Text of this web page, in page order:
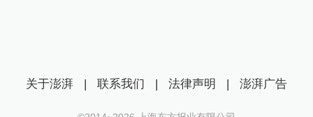
关于澎湃 | 联系我们 | 法律声明 | 澎湃广告